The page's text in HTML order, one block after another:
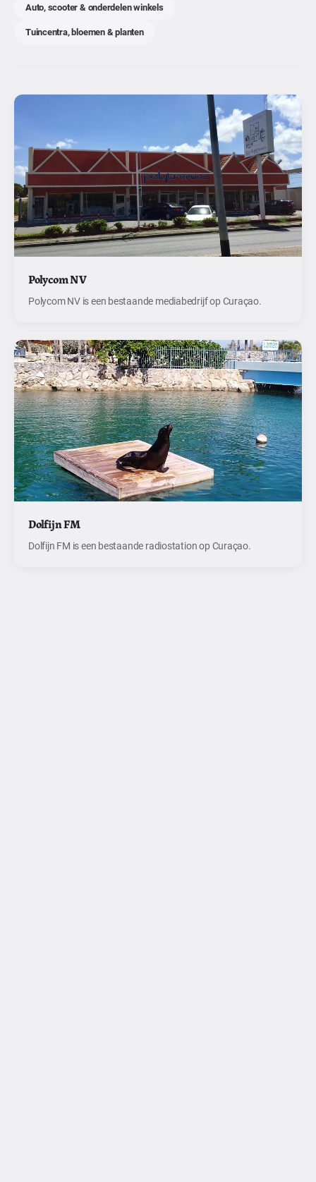
Auto, scooter & onderdelen winkels
Tuincentra, bloemen & planten
Polycom NV
Polycom NV is een bestaande mediabedrijf op Curaçao.
Dolfijn FM
Dolfijn FM is een bestaande radiostation op Curaçao.